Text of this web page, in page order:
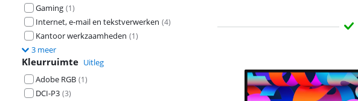
Gaming (1)
Internet, e-mail en tekstverwerken (4)
Kantoor werkzaamheden (1)
3 meer
Kleurruimte Uitleg
Adobe RGB (1)
DCI-P3 (3)